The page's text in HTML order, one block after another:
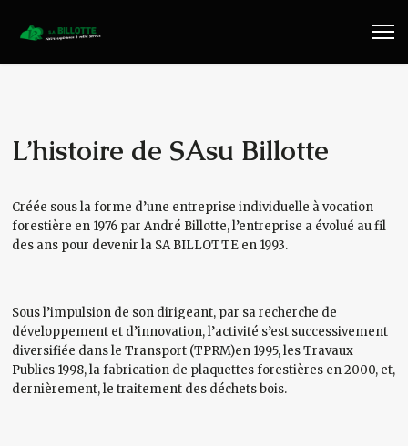
Travaux Forestiers
Traitement de Déchets Bois
Contact
L’histoire de SAsu Billotte
Créée sous la forme d’une entreprise individuelle à vocation
forestière en 1976 par André Billotte, l’entreprise a évolué au fil
des ans pour devenir la SA BILLOTTE en 1993.
Sous l’impulsion de son dirigeant, par sa recherche de
développement et d’innovation, l’activité s’est successivement
diversifiée dans le Transport (TPRM)en 1995, les Travaux
Publics 1998, la fabrication de plaquettes forestières en 2000, et,
dernièrement, le traitement des déchets bois.